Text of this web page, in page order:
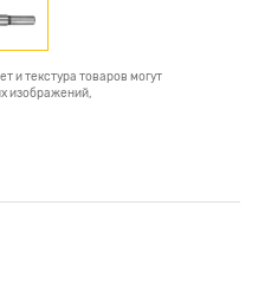
и текстура товаров могут
изображений,